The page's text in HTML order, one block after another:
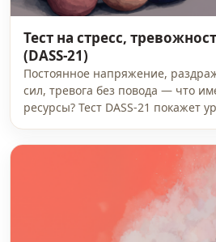
Тест на стресс,
(DASS-21)
Постоянное напряжение,
сил, тревога без повода — что
ресурсы? Тест DASS-21 покажет